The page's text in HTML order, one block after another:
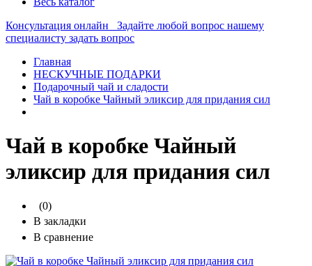
Консультация онлайн
Задайте любой вопрос нашему
специалисту задать вопрос
Главная
НЕСКУЧНЫЕ ПОДАРКИ
Подарочный чай и сладости
Чай в коробке Чайный эликсир для придания сил
Чай в коробке Чайный
эликсир для придания сил
(0)
В закладки
В сравнение